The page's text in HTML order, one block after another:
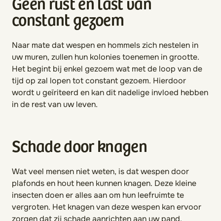
constant gezoem
Naar mate dat wespen en hommels zich nestelen in
uw muren, zullen hun kolonies toenemen in grootte.
Het begint bij enkel gezoem wat met de loop van de
tijd op zal lopen tot constant gezoem. Hierdoor
wordt u geïriteerd en kan dit nadelige invloed hebben
in de rest van uw leven.
Schade door knagen
Wat veel mensen niet weten, is dat wespen door
plafonds en hout heen kunnen knagen. Deze kleine
insecten doen er alles aan om hun leefruimte te
vergroten. Het knagen van deze wespen kan ervoor
zorgen dat zij schade aanrichten aan uw pand.